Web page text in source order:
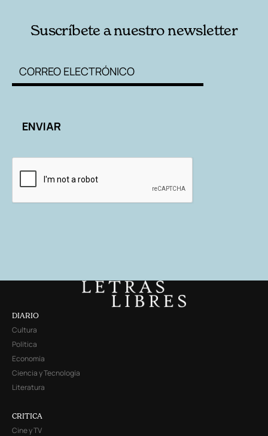
Suscríbete a nuestro newsletter
DIARIO
Cultura
Política
Economía
Ciencia y Tecnología
Literatura
CRITICA
Cine y TV